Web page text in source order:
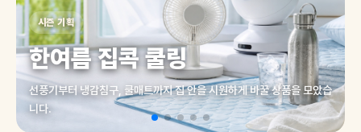
시즌 기획
한여름 집콕 쿨링
선풍기부터 냉감침구, 쿨매트까지 집 안을 시원하게 바꿀 상품을 모았습
니다.